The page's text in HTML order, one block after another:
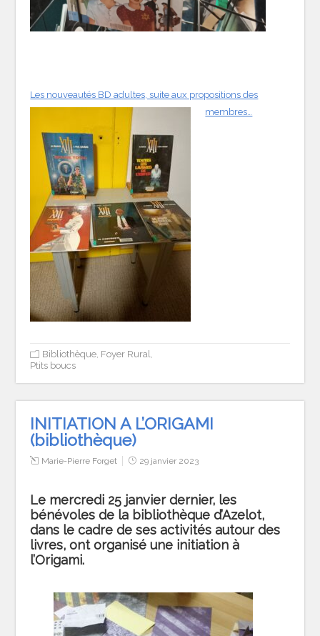
Les nouveautés BD adultes, suite aux propositions des
membres…
Bibliothèque Foyer Rural
Ptits boucs
INITIATION A L’ORIGAMI
(bibliothèque)
Marie-Pierre Forget 29 janvier 2023
Le mercredi 25 janvier dernier, les
bénévoles de la bibliothèque d’Azelot,
dans le cadre de ses activités autour des
livres, ont organiséune initiation à
l’Origami.